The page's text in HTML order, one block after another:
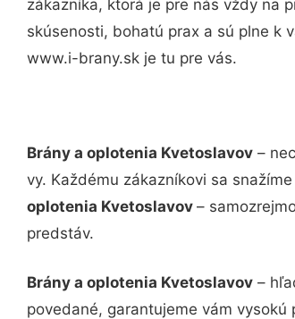
zákazníka, ktorá je pre nás vždy na
skúsenosti, bohatú prax a sú plne k
www.i-brany.sk je tu pre vás.
Brány a oplotenia Kvetoslavov –
vy. Každému zákazníkovi sa
oplotenia Kvetoslavov –
predstáv.
Brány a oplotenia Kvetoslavov –
povedané, garantujeme vám